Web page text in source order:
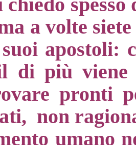
a volte
apostoli:
di più viene
pronti
non
umano